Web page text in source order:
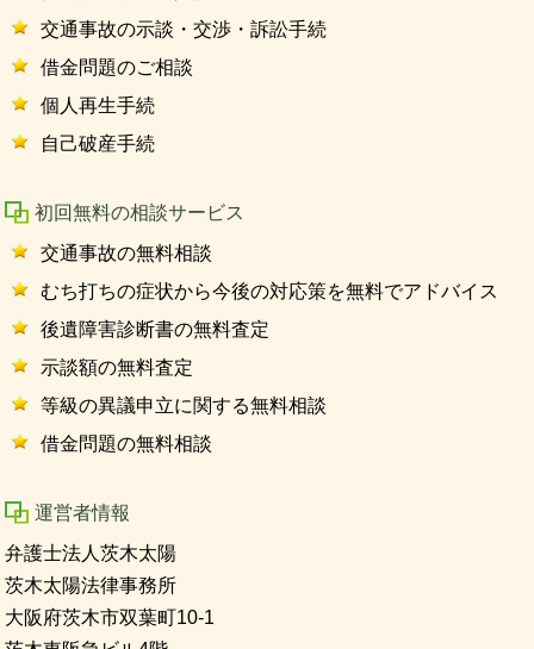
交通事故の示談・交渉・訴訟手続
借金問題のご相談
個人再生手続
自己破産手続
初回無料の相談サービス
交通事故の無料相談
むち打ちの症状から今後の対応策を無料でアドバイス
後遺障害診断書の無料査定
示談額の無料査定
等級の異議申立に関する無料相談
借金問題の無料相談
運営者情報
弁護士法人茨木太陽
茨木太陽法律事務所
大阪府茨木市双葉町10-1